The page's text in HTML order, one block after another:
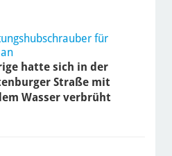
für
hatte sich in der
Straße mit
Wasser verbrüht